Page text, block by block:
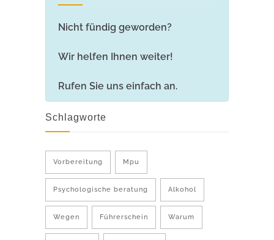
Nicht fündig geworden?
Wir helfen Ihnen weiter!
Rufen Sie uns einfach an.
Schlagworte
Vorbereitung Mpu
Psychologische beratung Alkohol
Wegen Führerschein Warum